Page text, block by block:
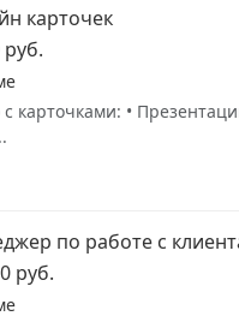
карточек
руб.
с карточками: •
по работе с
руб.